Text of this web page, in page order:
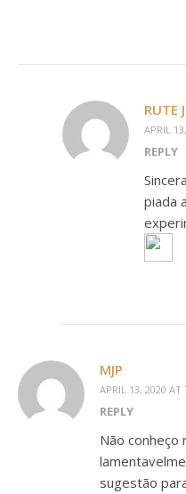
RUTE
APRIL
REPLY
piada
MJP
APRIL 13, 2020 AT
REPLY
Não conheço
sugestão